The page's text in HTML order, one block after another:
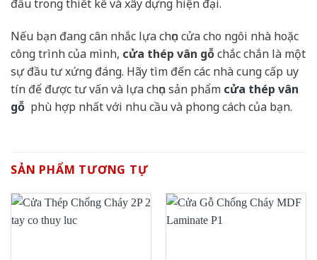
đầu trong thiết kế và xây dựng hiện đại.
Nếu bạn đang cân nhắc lựa chọn cửa cho ngôi nhà hoặc
công trình của mình, cửa thép vân gỗchắc chắn là một
sự đầu tư xứng đáng. Hãy tìm đến các nhà cung cấp uy
tín để được tư vấn và lựa chọn sản phẩm cửa thép vân
gỗ phù hợp nhất với nhu cầu và phong cách của bạn.
SẢN PHẨM TƯƠNG TỰ